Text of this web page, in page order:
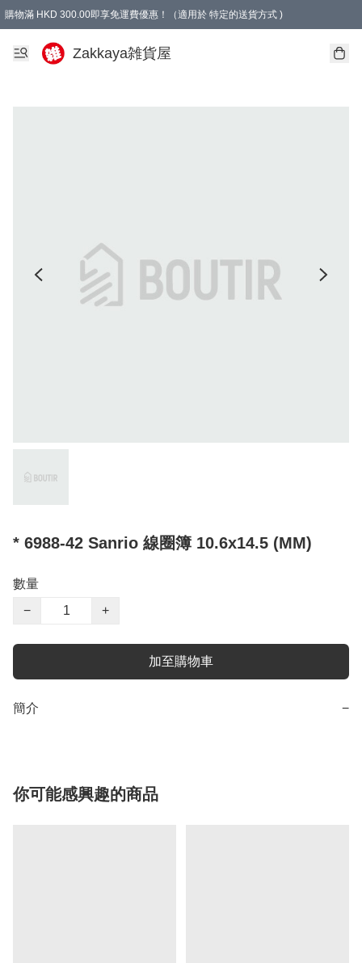
購物滿 HKD 300.00即享免運費優惠！（適用於 特定的送貨方式 )
Zakkaya雑貨屋
* 6988-42 Sanrio 線圈簿 10.6x14.5 (MM)
數量
−
+
加至購物車
簡介 −
你可能感興趣的商品